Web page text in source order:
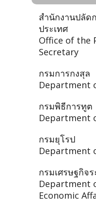
สำนักงานปลัด
ประเทศ
Office of the
Secretary
กรมการกงสุล
Department
กรมพิธีการทูต
Department
กรมยุโรป
Department
กรมเศรษฐกิจ
Department
Economic